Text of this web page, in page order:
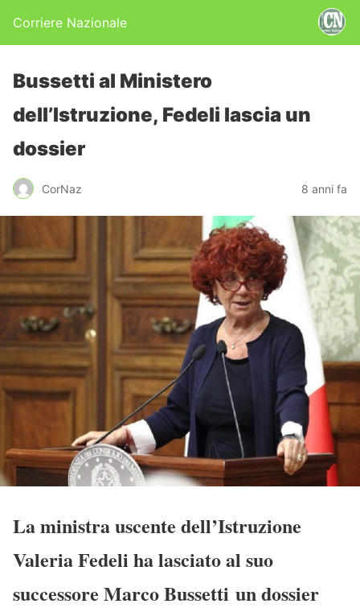
Corriere Nazionale
Bussetti al Ministero
dell’Istruzione, Fedeli lascia un
dossier
CorNaz 8 anni fa
La ministra uscente dell’Istruzione
Valeria Fedeli ha lasciato al suo
successore Marco Bussetti un dossier